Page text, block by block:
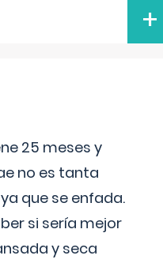
+
25 meses y
no es tanta
que se enfada.
si sería mejor
y seca